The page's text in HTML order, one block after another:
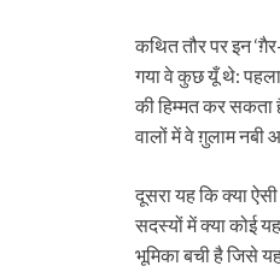
कथित तौर पर इन
गया वे कुछ यूँ थे:
की हिम्मत कर सकता
वालों में वे ग़ुलाम नबी
दूसरा यह कि क्या
सदस्यों में क्या कोई
भूमिका बची है जिसे